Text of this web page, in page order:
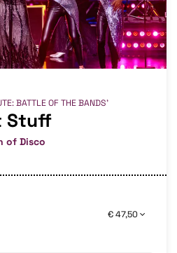
Stuff
of Disco
BATTLE OF THE BANDS'
€ 47,50